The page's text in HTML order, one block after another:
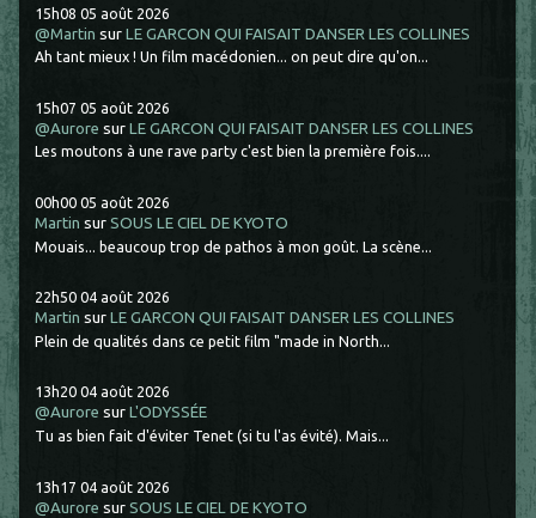
15h08 05 août 2026
@Martin surLE GARCON QUI FAISAIT DANSER LES COLLINES
Ah tant mieux ! Un film macédonien... on peut dire qu'on...
15h07 05 août 2026
@Aurore surLE GARCON QUI FAISAIT DANSER LES COLLINES
Les moutons à une rave party c'est bien la première fois....
00h00 05 août 2026
Martin surSOUS LE CIEL DE KYOTO
Mouais... beaucoup trop de pathos à mon goût. La scène...
22h50 04 août 2026
Martin surLE GARCON QUI FAISAIT DANSER LES COLLINES
Plein de qualités dans ce petit film "made in North...
13h20 04 août 2026
@Aurore surL'ODYSSÉE
Tu as bien fait d'éviter Tenet (si tu l'as évité). Mais...
13h17 04 août 2026
@Aurore surSOUS LE CIEL DE KYOTO